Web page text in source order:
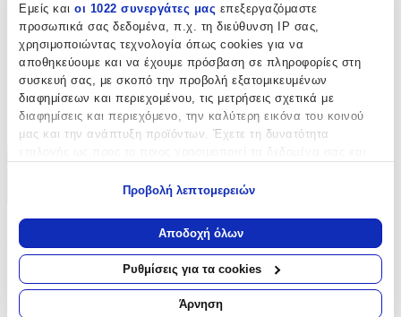
Εμείς και οι 1022 συνεργάτες μας επεξεργαζόμαστε
προσωπικά σας δεδομένα, π.χ. τη διεύθυνση IP σας,
χρησιμοποιώντας τεχνολογία όπως cookies για να
αποθηκεύουμε και να έχουμε πρόσβαση σε πληροφορίες στη
συσκευή σας, με σκοπό την προβολή εξατομικευμένων
διαφημίσεων και περιεχομένου, τις μετρήσεις σχετικά με
διαφημίσεις και περιεχόμενο, την καλύτερη εικόνα του κοινού
μας και την ανάπτυξη προϊόντων. Έχετε τη δυνατότητα
Να συλλέξουμε πληροφορίες σχετικά με τη γεωγραφική
σας τοποθεσία, οι οποίες μπορεί να είναι ακριβείς σε
απόσταση μερικών μέτρων
Να αναγνωρίσουμε τη συσκευή σας σαρώνοντας ενεργά
για συγκεκριμένα χαρακτηριστικά (δακτυλικό αποτύπωμα)
Προβολή λεπτομερειών
Αποδοχή όλων
Ρυθμίσεις για τα cookies
Άρνηση
Είδος:
Αλυσίδα
Μαρτάκι :
Όχι
Χαρακτηριστικά